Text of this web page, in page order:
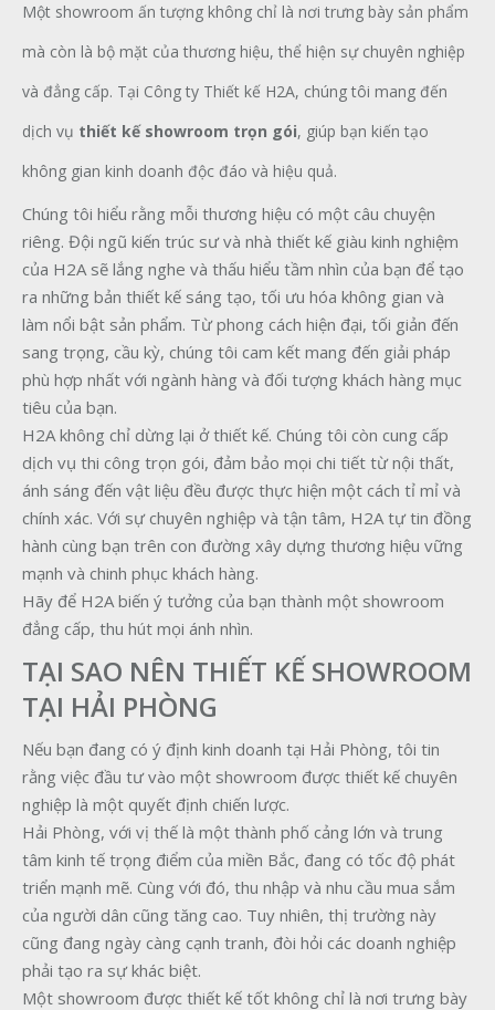
Một showroom ấn tượng không chỉ là nơi trưng bày sản phẩm
mà còn là bộ mặt của thương hiệu, thể hiện sự chuyên nghiệp
và đẳng cấp. Tại Công ty Thiết kế H2A, chúng tôi mang đến
dịch vụ thiết kế showroom trọn gói, giúp bạn kiến tạo
không gian kinh doanh độc đáo và hiệu quả.
Chúng tôi hiểu rằng mỗi thương hiệu có một câu chuyện
riêng. Đội ngũ kiến trúc sư và nhà thiết kế giàu kinh nghiệm
của H2A sẽ lắng nghe và thấu hiểu tầm nhìn của bạn để tạo
ra những bản thiết kế sáng tạo, tối ưu hóa không gian và
làm nổi bật sản phẩm. Từ phong cách hiện đại, tối giản đến
sang trọng, cầu kỳ, chúng tôi cam kết mang đến giải pháp
phù hợp nhất với ngành hàng và đối tượng khách hàng mục
tiêu của bạn.
H2A không chỉ dừng lại ở thiết kế. Chúng tôi còn cung cấp
dịch vụ thi công trọn gói, đảm bảo mọi chi tiết từ nội thất,
ánh sáng đến vật liệu đều được thực hiện một cách tỉ mỉ và
chính xác. Với sự chuyên nghiệp và tận tâm, H2A tự tin đồng
hành cùng bạn trên con đường xây dựng thương hiệu vững
mạnh và chinh phục khách hàng.
Hãy để H2A biến ý tưởng của bạn thành một showroom
đẳng cấp, thu hút mọi ánh nhìn.
TẠI SAO NÊN THIẾT KẾ SHOWROOM
TẠI HẢI PHÒNG
Nếu bạn đang có ý định kinh doanh tại Hải Phòng, tôi tin
rằng việc đầu tư vào một showroom được thiết kế chuyên
nghiệp là một quyết định chiến lược.
Hải Phòng, với vị thế là một thành phố cảng lớn và trung
tâm kinh tế trọng điểm của miền Bắc, đang có tốc độ phát
triển mạnh mẽ. Cùng với đó, thu nhập và nhu cầu mua sắm
của người dân cũng tăng cao. Tuy nhiên, thị trường này
cũng đang ngày càng cạnh tranh, đòi hỏi các doanh nghiệp
phải tạo ra sự khác biệt.
Một showroom được thiết kế tốt không chỉ là nơi trưng bày